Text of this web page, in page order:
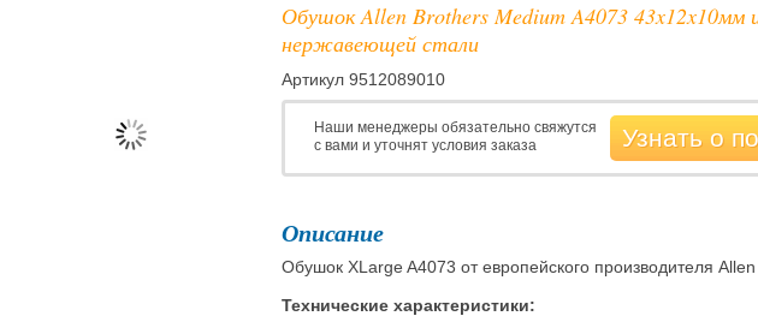
Обушок Allen Brothers Medium A4073 43x12x10мм
нержавеющей стали
Артикул 9512089010
Наши менеджеры обязательно свяжутся
с вами и уточнят условия заказа
Узнать о
Описание
Обушок XLarge A4073 от европейского производителя Allen
Технические характеристики: